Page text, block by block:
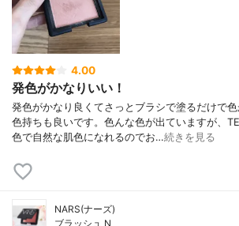
4.00
発色がかなりいい！
発色がかなり良くてさっとブラシで塗るだけで
色持ちも良いです。色んな色が出ていますが、
色で自然な肌色になれるのでお…続きを見る
NARS(ナーズ)
ブラッシュ N